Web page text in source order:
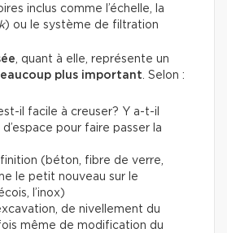
inclus comme l’échelle, la
) ou le système de filtration
, quant à elle, représente un
plus important. Selon :
il facile à creuser? Y a-t-il
pour faire passer la
(béton, fibre de verre,
le petit nouveau sur le
l’inox)
de nivellement du
même de modification du